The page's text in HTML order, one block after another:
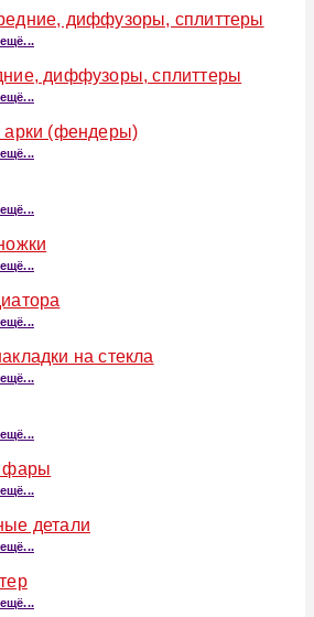
диффузоры, сплиттеры
диффузоры, сплиттеры
арки (фендеры)
на стекла
фары
детали